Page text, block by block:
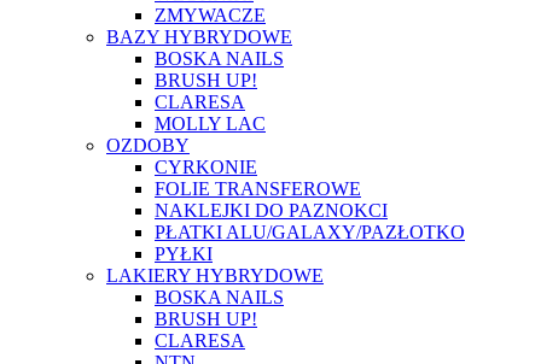
ZMYWACZE
BAZY HYBRYDOWE
BOSKA NAILS
BRUSH UP!
CLARESA
MOLLY LAC
OZDOBY
CYRKONIE
FOLIE TRANSFEROWE
NAKLEJKI DO PAZNOKCI
PŁATKI ALU/GALAXY/PAZŁOTKO
PYŁKI
LAKIERY HYBRYDOWE
BOSKA NAILS
BRUSH UP!
CLARESA